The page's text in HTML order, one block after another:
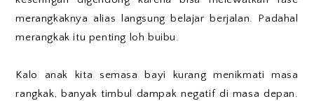
merangkaknya alias langsung belajar berjalan. Padahal
merangkak itu penting loh buibu.
Kalo anak kita semasa bayi kurang menikmati masa
rangkak, banyak timbul dampak negatif di masa depan.